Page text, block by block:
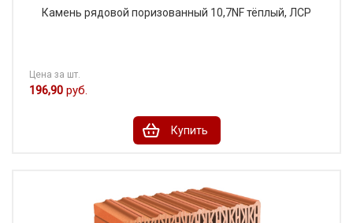
Камень рядовой поризованный 10,7NF тёплый, ЛСР
Цена за шт.
196,90 руб.
Купить